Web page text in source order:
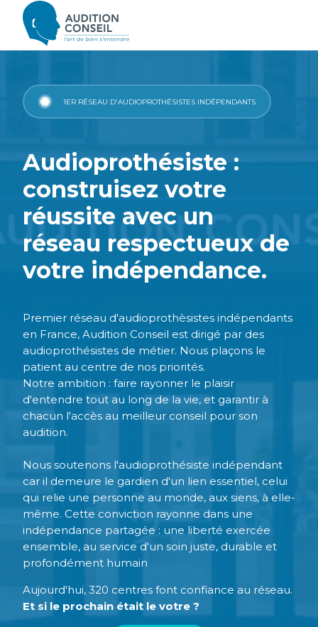
1ER RÉSEAU D'AUDIOPROTHÉSISTES INDÉPENDANTS
Audioprothésiste :
construisez votre
réussite avec un
réseau respectueux de
votre indépendance.
Premier réseau d'audioprothèsistes indépendants
en France, Audition Conseil est dirigé par des
audioprothésistes de métier. Nous plaçons le
patient au centre de nos priorités.
Notre ambition : faire rayonner le plaisir
d'entendre tout au long de la vie, et garantir à
chacun l'accès au meilleur conseil pour son
audition.
Nous soutenons l'audioprothésiste indépendant
car il demeure le gardien d'un lien essentiel, celui
qui relie une personne au monde, aux siens, à elle-
même. Cette conviction rayonne dans une
indépendance partagée : une liberté exercée
ensemble, au service d'un soin juste, durable et
profondément humain
Aujourd'hui, 320 centres font confiance au réseau.
Et si le prochain était le votre ?